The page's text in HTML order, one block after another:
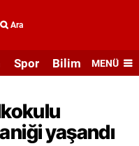
Ara
Spor Bilim veMENÜ
yaşandı